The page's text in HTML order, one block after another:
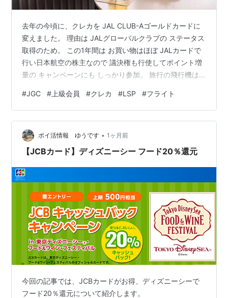
去年の今頃に、クレカを JAL CLUB-Aゴールドカードに
変えました。 理由は JALグローバルクラブの ステータス
取得のため。 この1年間は お買い物はほぼ JALカードで
行い日本航空の株主なので 議決権も行使してポイント増
量の キャンペーンにも しっかり参加。 旅行の飛行機は
ってポイント集めを 頑張りました😂 その結果、去年7月
からの 1年間で貯まった ライフステータスポイントは
199ポイント。 ライフステータスポイントが 1500ポイン
ト貯まるとJALグローバルクラブに 加入することができ
空港ラウンジ利用だけでなく 優先搭乗…
#JGC # 上級会員 #クレカ #LSP #フライト
ポイ活情報 ゆうです • 1ヶ月前
【JCBカード】ディズニーシー フード20％還元
今回の記事では、JCBカードがお得、ディズニーシーで
フード20％還元について紹介します。